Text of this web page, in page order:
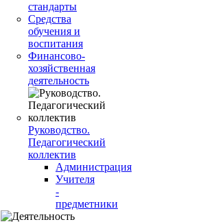
стандарты
Средства
обучения и
воспитания
Финансово-
хозяйственная
деятельность
Руководство.
Педагогический
коллектив
Администрация
Учителя
-
предметники